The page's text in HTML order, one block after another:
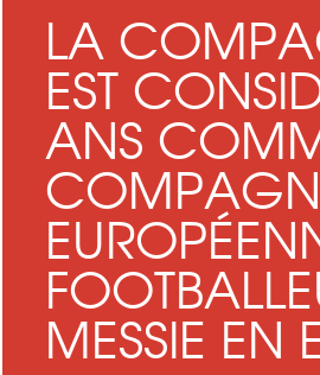
LA
EST
ANS
MESSIE EN